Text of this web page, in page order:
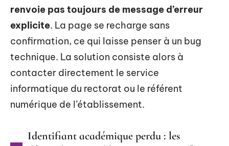
renvoie pas toujours de message d’erreur
explicite. La page se recharge sans
confirmation, ce qui laisse penser à un bug
technique. La solution consiste alors à
contacter directement le service
informatique du rectorat ou le référent
numérique de l’établissement.
Identifiant académique perdu : les